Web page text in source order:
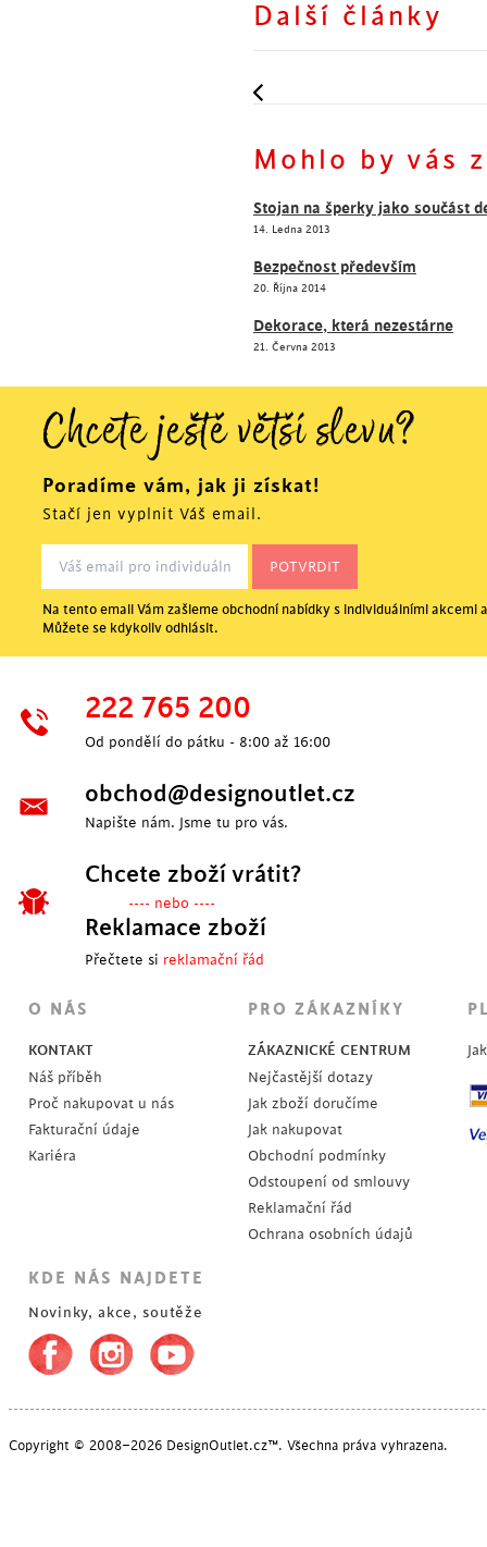
Další články
Šokujte barvami! S tímto
každém interiéru.
Mohlo by vás
Stojan na šperky jako součást
14. Ledna 2013
Bezpečnost především
20. Října 2014
Dekorace, která nezestárne
21. Června 2013
Chcete ještě větší slevu?
Poradíme vám, jak ji získat!
Stačí jen vyplnit Váš email.
Na tento email Vám zašleme obchodní nabídky s individuálními akcemi
Můžete se kdykoliv odhlásit.
222 765 200
Od pondělí do pátku - 8:00 až 16:00
obchod@designoutlet.cz
Napište nám. Jsme tu pro vás.
Chcete zboží vrátit?
---- nebo ----
Reklamace zboží
Přečtete si reklamační řád
O NÁS
KONTAKT
Náš příběh
Proč nakupovat u nás
Fakturační údaje
Kariéra
PRO ZÁKAZNÍKY
ZÁKAZNICKÉ CENTRUM
Nejčastější dotazy
Jak zboží doručíme
Jak nakupovat
Obchodní podmínky
Odstoupení od smlouvy
Reklamační řád
Ochrana osobních údajů
KDE NÁS NAJDETE
Novinky, akce, soutěže
Copyright © 2008–2026 DesignOutlet.cz™. Všechna práva vyhrazena.